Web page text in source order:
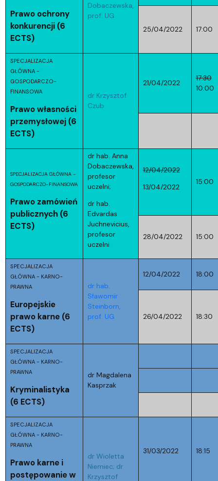
Prawo ochrony
konkurencji (6
ECTS)
Dobaczewska,
prof. UG
25/04/2022 17:00
SPECJALIZACJA
GŁÓWNA -
GOSPODARCZO-
FINANSOWA
Prawo własności
przemysłowej (6
ECTS)
dr Krzysztof
Czub
21/04/2022
17:30
10:00
SPECJALIZACJA GŁÓWNA -
GOSPODARCZO-FINANSOWA
Prawo zamówień
publicznych (6
ECTS)
dr hab. Anna
Dobaczewska,
profesor
uczelni;
dr hab.
Edvardas
Juchnevicius,
profesor
uczelni
12/04/2022
13/04/2022
15:00
28/04/2022 15:00
SPECJALIZACJA
GŁÓWNA - KARNO-
PRAWNA
Europejskie
prawo karne (6
ECTS)
dr hab.
Sławomir
Steinborn,
prof. UG
12/04/2022 18:00
26/04/2022 18:30
SPECJALIZACJA
GŁÓWNA - KARNO-
PRAWNA
Kryminalistyka
(6 ECTS)
dr Magdalena
Kasprzak
SPECJALIZACJA
GŁÓWNA - KARNO-
PRAWNA
Prawo karne i
postępowanie w
dr Wioletta
Niemiec; dr
Krzysztof
31/03/2022 18:15